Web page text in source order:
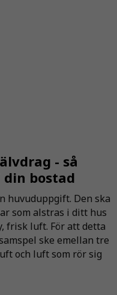
- så
bostad
huvuduppgift. Den ska
som alstras i ditt hus
frisk luft. För att detta
ske emellan tre
och luft som rör sig